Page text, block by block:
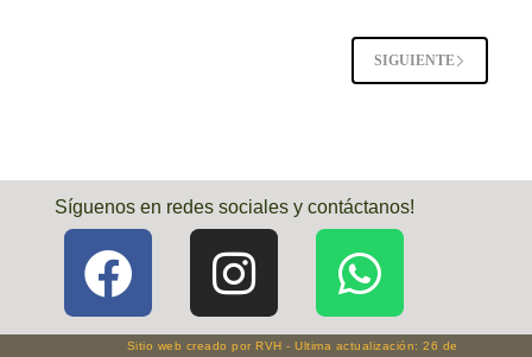
SIGUIENTE
Síguenos en redes sociales y contáctanos!
Sitio web creado por RVH - Ultima actualización: 26 de